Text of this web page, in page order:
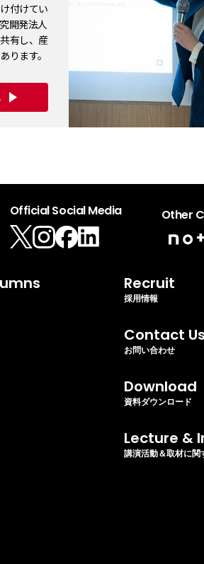
付けてい
開発法人
有し、産
ります。
Official Social Media Other
Recruit
採用情報
Contact Us
お問い合わせ
Download
資料ダウンロード
Lecture &
講演活動＆取材に